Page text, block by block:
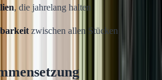
, die jahrelang halten
zwischen allen Stücken